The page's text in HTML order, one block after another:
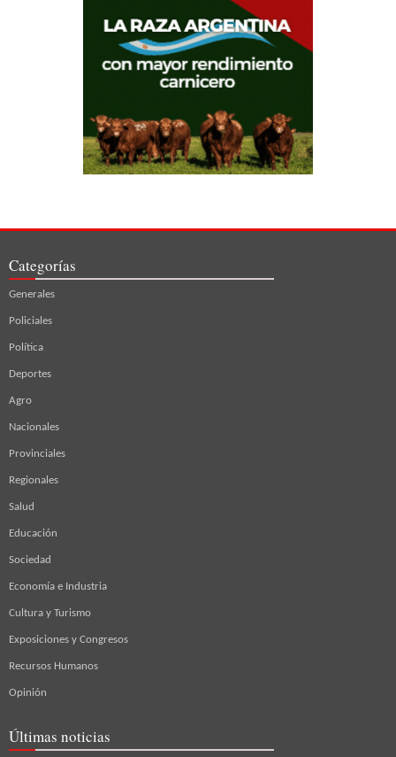
Categorías
Generales
Policiales
Política
Deportes
Agro
Nacionales
Provinciales
Regionales
Salud
Educación
Sociedad
Economía e Industria
Cultura y Turismo
Exposiciones y Congresos
Recursos Humanos
Opinión
Últimas noticias